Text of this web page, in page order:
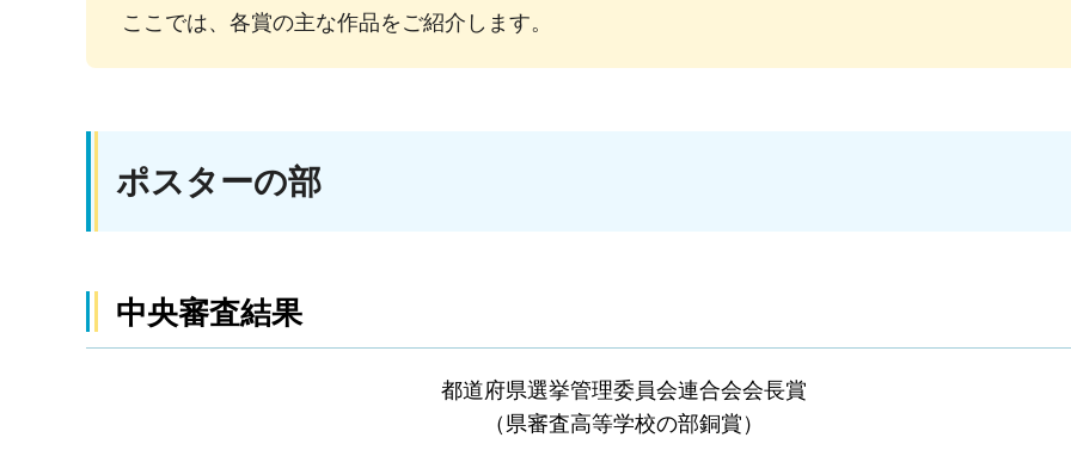
ここでは、各賞の主な作品をご紹介します。
ポスターの部
中央審査結果
都道府県選挙管理委員会連合会会長賞
（県審査高等学校の部銅賞）